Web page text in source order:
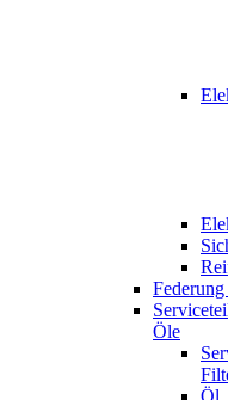
Öle
Öl,